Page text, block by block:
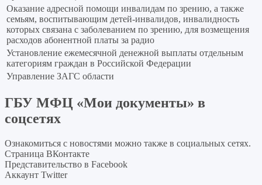
Оказание адресной помощи инвалидам по зрению, а также
семьям, воспитывающим детей-инвалидов, инвалидность
которых связана с заболеванием по зрению, для возмещения
расходов абонентной платы за радио
Установление ежемесячной денежной выплаты отдельным
категориям граждан в Российской Федерации
Управление ЗАГС области
ГБУ МФЦ «Мои документы» в
соцсетях
Ознакомиться с новостями можно также в социальных сетях.
Страница ВКонтакте
Представительство в Facebook
Аккаунт Twitter